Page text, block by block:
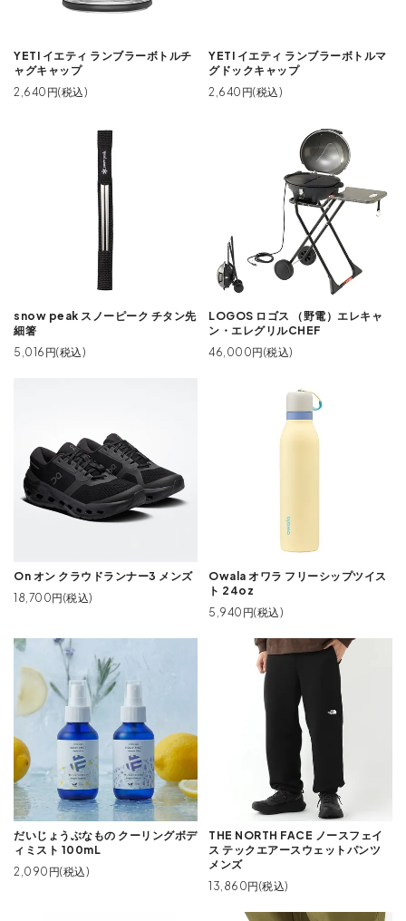
YETI イエティ ランブラーボトルチ
ャグキャップ
2,640円(税込)
YETI イエティ ランブラーボトルマ
グドックキャップ
2,640円(税込)
snow peak スノーピーク チタン先
細箸
5,016円(税込)
LOGOS ロゴス （野電）エレキャ
ン・エレグリルCHEF
46,000円(税込)
On オン クラウドランナー3 メンズ
18,700円(税込)
Owala オワラ フリーシップツイス
ト 24oz
5,940円(税込)
だいじょうぶなもの クーリングボデ
ィミスト 100mL
2,090円(税込)
THE NORTH FACE ノースフェイ
ス テックエアースウェットパンツ
メンズ
13,860円(税込)